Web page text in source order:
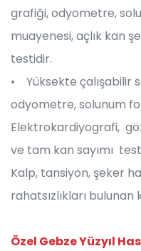
grafiği, odyometre,
muayenesi, açlık kan
testidir.
• Yüksekte çalışabilir
odyometre, solunum
Elektrokardiyografi,
ve tam kan sayımı
Kalp, tansiyon, şeker
rahatsızlıkları
Özel Gebze Yüzyıl